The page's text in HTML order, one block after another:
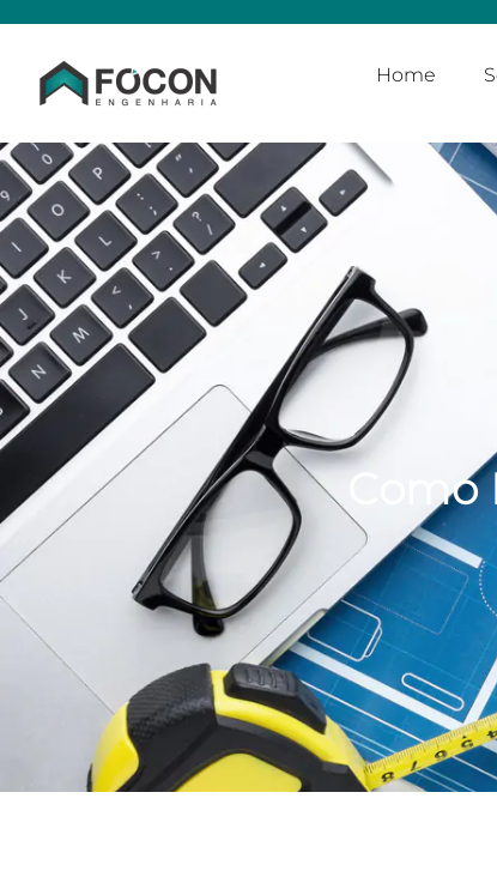
Home
Como